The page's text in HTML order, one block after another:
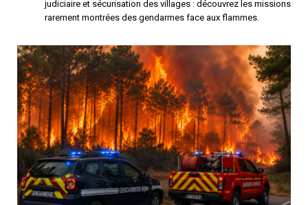
judiciaire et sécurisation des villages : découvrez les missions
rarement montrées des gendarmes face aux flammes.